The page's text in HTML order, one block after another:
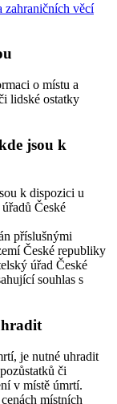
zahraničních věcí
o místu a
lidské ostatky
jsou k
k dispozici u
České
příslušnými
České republiky
úřad České
souhlas s
je nutné uhradit
či
v místě úmrtí.
místních